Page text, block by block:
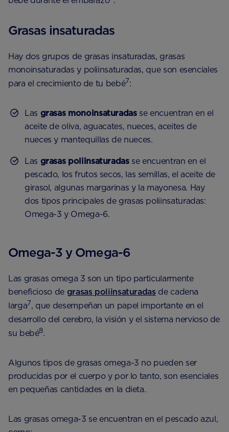
Grasas insaturadas
Hay dos grupos de grasas insaturadas, grasas
monoinsaturadas y poliinsaturadas, que son esenciales
para el crecimiento de tu bebé7:
Las grasas monoinsaturadasse encuentran en el
aceite de oliva, aguacates, nueces, aceites de
nueces y mantequillas de nueces.
Las grasas poliinsaturadasse encuentran en el
pescado, los frutos secos, las semillas, el aceite de
girasol, algunas margarinas y la mayonesa. Hay
dos tipos principales de grasas poliinsaturadas:
Omega-3 y Omega-6.
Omega-3 y Omega-6
Las grasas omega 3 son un tipo particularmente
beneficioso de grasas poliinsaturadasde cadena
larga7, que desempeñan un papel importante en el
desarrollo del cerebro, la visión y el sistema nervioso de
su bebé8.
Algunos tipos de grasas omega-3 no pueden ser
producidas por el cuerpo y por lo tanto, son esenciales
en pequeñas cantidades en la dieta.
Las grasas omega-3 se encuentran en el pescado azul,